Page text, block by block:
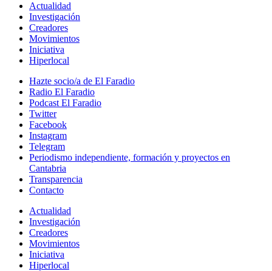
Actualidad
Investigación
Creadores
Movimientos
Iniciativa
Hiperlocal
Hazte socio/a de El Faradio
Radio El Faradio
Podcast El Faradio
Twitter
Facebook
Instagram
Telegram
Periodismo independiente, formación y proyectos en
Cantabria
Transparencia
Contacto
Actualidad
Investigación
Creadores
Movimientos
Iniciativa
Hiperlocal